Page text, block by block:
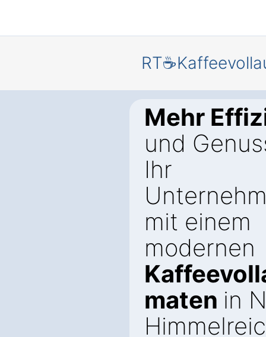
Mehr
und
Ihr
mit einem
modernen
maten in